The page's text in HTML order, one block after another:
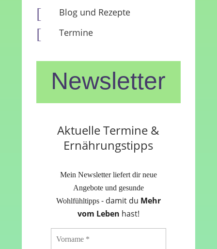
[ Blog und Rezepte
[ Termine
Newsletter
Aktuelle Termine &
Ernährungstipps
Mein Newsletter liefert dir neue
Angebote und gesunde
Wohlfühltipps- damit du Mehr
vom Leben hast!